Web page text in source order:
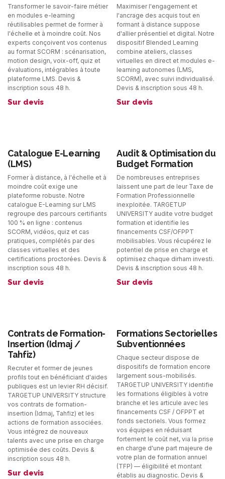
Transformer le savoir-faire métier
en modules e-learning
réutilisables permet de former à
l'échelle et à moindre coût. Nos
experts conçoivent vos contenus
au format SCORM : scénarisation,
motion design, voix-off, quiz et
évaluations, intégrables à toute
plateforme LMS. Devis &
inscription sous 48 h.
Sur devis
Maximiser l'engagement et
l'ancrage des acquis tout en
formant à distance suppose
d'allier présentiel et digital. Notre
dispositif Blended Learning
combine ateliers, classes
virtuelles en direct et modules e-
learning autonomes (LMS,
SCORM), avec suivi individualisé.
Devis & inscription sous 48 h.
Sur devis
Catalogue E-Learning
(LMS)
Former à distance, à l'échelle et à
moindre coût exige une
plateforme robuste. Notre
catalogue E-Learning sur LMS
regroupe des parcours certifiants
100 % en ligne : contenus
SCORM, vidéos, quiz et cas
pratiques, complétés par des
classes virtuelles et des
certifications proctorées. Devis &
inscription sous 48 h.
Sur devis
Audit & Optimisation du
Budget Formation
De nombreuses entreprises
laissent une part de leur Taxe de
Formation Professionnelle
inexploitée. TARGETUP
UNIVERSITY audite votre budget
formation et identifie les
financements CSF/OFPPT
mobilisables. Vous récupérez le
potentiel de prise en charge et
optimisez chaque dirham investi.
Devis & inscription sous 48 h.
Sur devis
Contrats de Formation-
Insertion (Idmaj /
Tahfiz)
Recruter et former de jeunes
profils tout en bénéficiant d'aides
publiques est un levier RH décisif.
TARGETUP UNIVERSITY structure
vos contrats de formation-
insertion (Idmaj, Tahfiz) et les
actions de formation associées.
Vous intégrez de nouveaux
talents avec une prise en charge
optimisée des coûts. Devis &
inscription sous 48 h.
Sur devis
Formations Sectorielles
Subventionnées
Chaque secteur dispose de
dispositifs de formation encore
largement sous-mobilisés.
TARGETUP UNIVERSITY identifie
les formations éligibles à votre
branche et les articule avec les
financements CSF / OFPPT et
fonds sectoriels. Vous formez
vos équipes en réduisant
fortement le coût net, via la prise
en charge d'une part majeure de
votre plan de formation annuel
(TFP) — éligibilité et montant
établis au diagnostic. Devis &